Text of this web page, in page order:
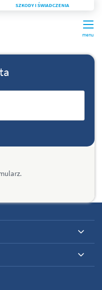
menu
SZKODY I ŚWIADCZENIA